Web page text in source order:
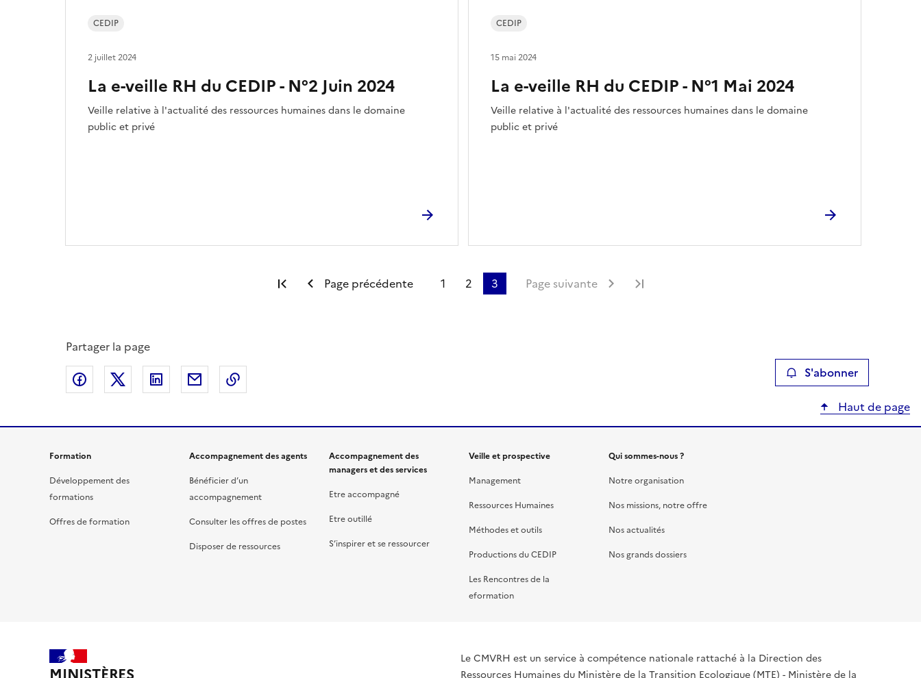
La e-veille RH du CEDIP - N°2 Juin 2024
Veille relative à l'actualité des ressources humaines dans le domaine
public et privé
CEDIP
2 juillet 2024
La e-veille RH du CEDIP - N°1 Mai 2024
Veille relative à l'actualité des ressources humaines dans le domaine
public et privé
CEDIP
15 mai 2024
Première page
Page précédente 1 2 3 Page suivante
Partager la page
Partager sur Facebook
Partager sur XPartager sur LinkedIn
Partager par email S'abonner
Haut de page
Formation
Développement des
formations
Offres de formation
Accompagnement des agents
Bénéficier d’un
accompagnement
Consulter les offres de postes
Disposer de ressources
Accompagnement des
managers et des services
Etre accompagné
Etre outillé
S’inspirer et se ressourcer
Veille et prospective
Management
Ressources Humaines
Méthodes et outils
Productions du CEDIP
Les Rencontres de la
eformation
Qui sommes-nous ?
Notre organisation
Nos missions, notre offre
Nos actualités
Nos grands dossiers
Le CMVRH est un service à compétence nationale rattaché à la Direction des